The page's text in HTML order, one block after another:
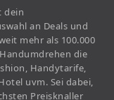
dein
an Deals und
mehr als 100.000
die
Handytarife,
uvm. Sei dabei,
Preisknaller